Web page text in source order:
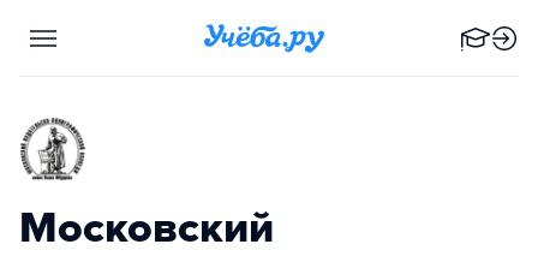
Московский